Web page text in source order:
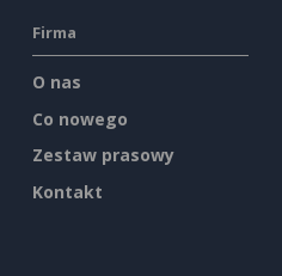
Firma
O nas
Co nowego
Zestaw prasowy
Kontakt